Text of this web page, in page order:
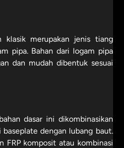
klasik merupakan jenis tiang
pipa. Bahan dari logam pipa
dan mudah dibentuk sesuai
dasar ini dikombinasikan
baseplate dengan lubang baut.
FRP komposit atau kombinasi